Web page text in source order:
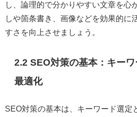
し、論理的で分かりやすい文章を心
しや箇条書き、画像などを効果的に
すさを向上させましょう。
2.2 SEO対策の基本：キー
最適化
SEO対策の基本は、キーワード選定